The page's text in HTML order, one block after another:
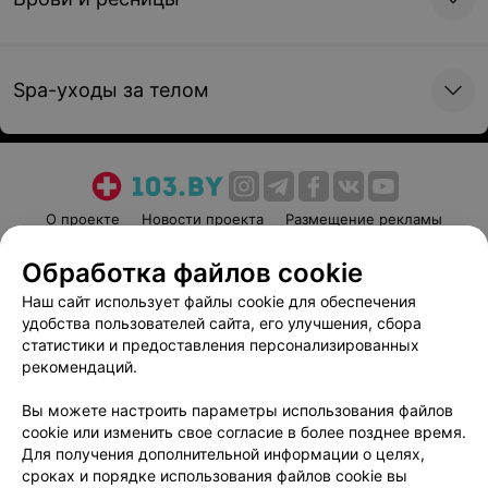
от 95 руб. Записаться онлайн
Spa-уходы за телом
О проекте Новости проекта
Размещение рекламы
Пользовательское соглашение
Способы оплаты
Вакансии
Партнеры
Написать руководителю 103.by
Обработка персональных данных
Обработка файлов cookie
Наш сайт использует файлы cookie для обеспечения
удобства пользователей сайта, его улучшения, сбора
статистики и предоставления персонализированных
рекомендаций.
Вы можете настроить параметры использования файлов
cookie или изменить свое согласие в более позднее время.
Для получения дополнительной информации о целях,
сроках и порядке использования файлов cookie вы